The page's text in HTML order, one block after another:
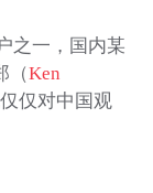
之一，国内某
（Ken
仅对中国观